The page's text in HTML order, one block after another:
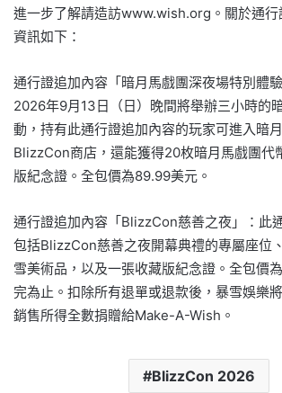
進一步了解請造訪www.wish.org。關於通行
資訊如下：
通行證追加內容「暗月馬戲團深夜場特別體
2026年9月13日（日）晚間將舉辦三小時的
動，持有此通行證追加內容的玩家可進入暗
BlizzCon商店，還能獲得20枚暗月馬戲團代
版紀念證。全包價為89.99美元。
通行證追加內容「BlizzCon慈善之夜」：此
包括BlizzCon慈善之夜開幕典禮的專屬座位
雪美術品，以及一張收藏版紀念證。全包價
完為止。扣除所有退單或退款後，暴雪娛樂
銷售所得全數捐贈給Make-A-Wish。
BlizzCon 2026